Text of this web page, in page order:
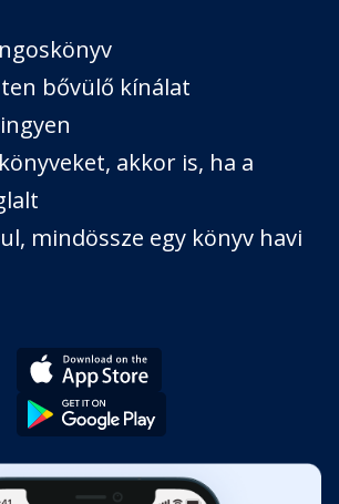
"Vadregényes
00:14:47
Vasat pálinkáért
- Sikamlós pályák
00:20:07
bővülő kínálat
akkor is, ha a
mindössze egy könyv havi